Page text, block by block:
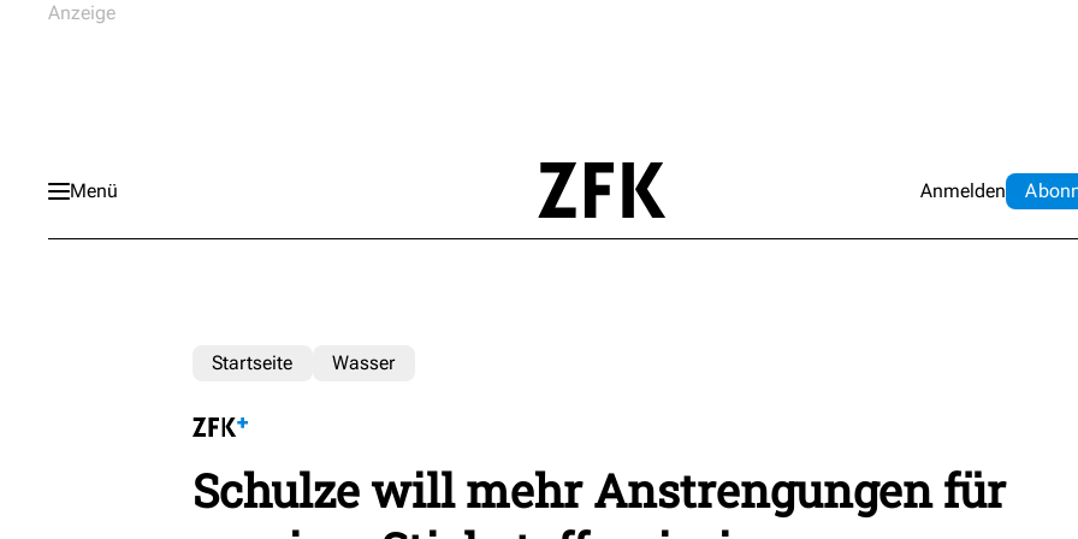
Menü Anmelden Abo
Startseite Wasser
Schulze will mehr Anstrengungen für